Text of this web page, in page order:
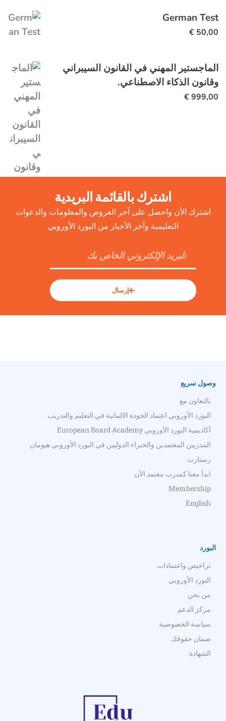
German Test
€ 50,00
الماجستير المهني في القانون السيبراني
وقانون الذكاء الاصطناعي.
€999,00
اشترك بالقائمة البريدية
اشترك الأن واحصل على آخر العروض والمعلومات والدعوات
التعليمية وآخر الأخبار من البورد الأوروبي
إرسال
وصول سريع
بالتعاون مع
البورد الأوروبي اعتماد الجودة الالمانية في التعليم والتدريب
أكاديمية البورد الأوروبي European Board Academy
المدربين المعتمدين والخبراء الدوليين في البورد الأوروبي هيومان
رستارت
ابدأ معنا كمدرب معتمد الأن
Membership
English
البورد
تراخيص واعتمادات
البورد الأوروبي
من نحن
مركز الدعم
سياسة الخصوصية
ضمان حقوقك
الشهادة